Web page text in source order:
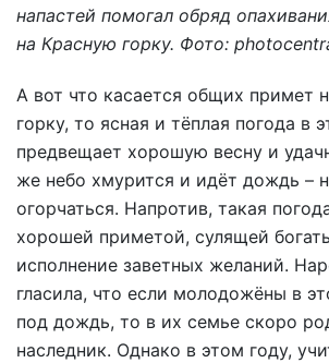
напастей помогал обряд
на Красную горку. Фото:
А вот что касается общих примет
горку, то ясная и тёплая погода в
предвещает хорошую весну и
же небо хмурится и идёт дождь –
огорчаться. Напротив, такая
хорошей приметой, сулящей
исполнение заветных желаний.
гласила, что если молодожёны в
под дождь, то в их семье скоро
наследник. Однако в этом году,